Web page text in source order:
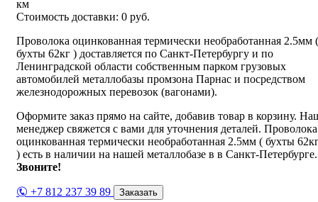
км
Стоимость доставки: 0 руб.
Проволока оцинкованная термически необработанная 2.5мм (
бухты 62кг ) доставляется по Санкт-Петербургу и по
Ленинградской области собственным парком грузовых
автомобилей металлобазы промзона Парнас и посредством
железнодорожных перевозок (вагонами).
Оформите заказ прямо на сайте, добавив товар в корзину.
менеджер свяжется с вами для уточнения деталей. Проволока
оцинкованная термически необработанная 2.5мм ( бухты
) есть в наличии на нашей металлобазе в в Санкт-Петербурге.
Звоните!
+7 812 237 39 89 Заказать